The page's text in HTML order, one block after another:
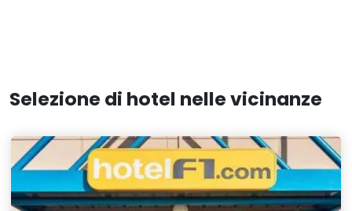
Selezione di hotel nelle vicinanze